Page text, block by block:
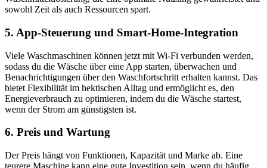
sowohl Zeit als auch Ressourcen spart.
5. App-Steuerung und Smart-Home-Integration
Viele Waschmaschinen können jetzt mit Wi-Fi verbunden werden,
sodass du die Wäsche über eine App starten, überwachen und
Benachrichtigungen über den Waschfortschritt erhalten kannst. Das
bietet Flexibilität im hektischen Alltag und ermöglicht es, den
Energieverbrauch zu optimieren, indem du die Wäsche startest,
wenn der Strom am günstigsten ist.
6. Preis und Wartung
Der Preis hängt von Funktionen, Kapazität und Marke ab. Eine
teurere Maschine kann eine gute Investition sein, wenn du häufig